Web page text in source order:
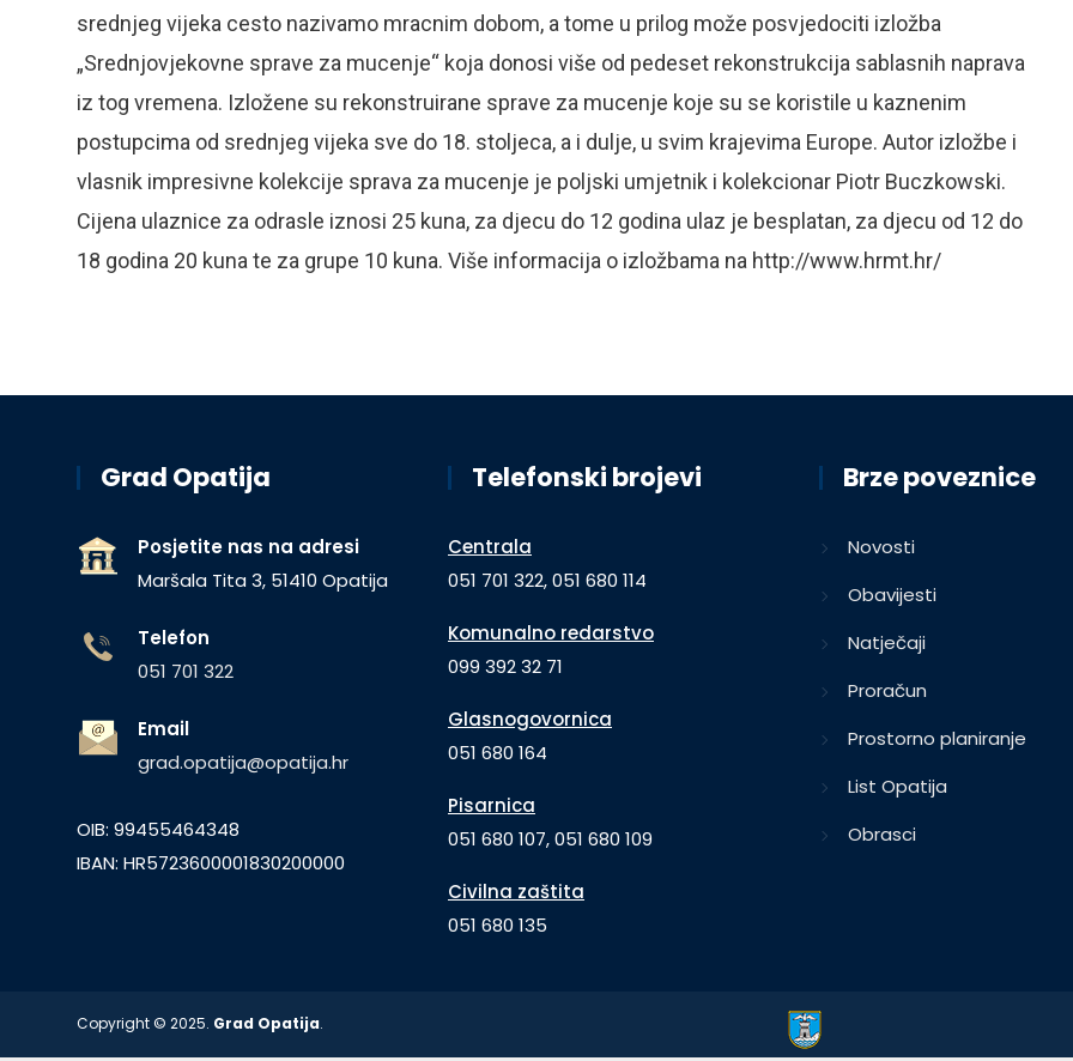
srednjeg vijeka cesto nazivamo mracnim dobom, a tome u prilog može posvjedociti izložba
„Srednjovjekovne sprave za mucenje“ koja donosi više od pedeset rekonstrukcija sablasnih naprava
iz tog vremena. Izložene su rekonstruirane sprave za mucenje koje su se koristile u kaznenim
postupcima od srednjeg vijeka sve do 18. stoljeca, a i dulje, u svim krajevima Europe. Autor izložbe i
vlasnik impresivne kolekcije sprava za mucenje je poljski umjetnik i kolekcionar Piotr Buczkowski.
Cijena ulaznice za odrasle iznosi 25 kuna, za djecu do 12 godina ulaz je besplatan, za djecu od 12 do
18 godina 20 kuna te za grupe 10 kuna. Više informacija o izložbama na http://www.hrmt.hr/
Grad Opatija
Posjetite nas na adresi
Maršala Tita 3, 51410 Opatija
Telefon
051 701 322
Email
grad.opatija@opatija.hr
OIB: 99455464348
IBAN: HR5723600001830200000
Telefonski brojevi
Centrala
051 701 322, 051 680 114
Komunalno redarstvo
099 392 32 71
Glasnogovornica
051 680 164
Pisarnica
051 680 107, 051 680 109
Civilna zaštita
051 680 135
Brze poveznice
Novosti
Obavijesti
Natječaji
Proračun
Prostorno planiranje
List Opatija
Obrasci
Copyright © 2025. Grad Opatija.